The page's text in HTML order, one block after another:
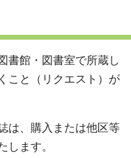
書館・図書室で所蔵し
こと（リクエスト）が
は、購入または他区等
します。